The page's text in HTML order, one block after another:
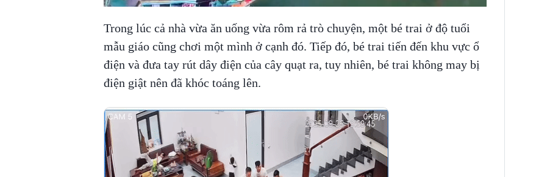
Trong lúc cả nhà vừa ăn uống vừa rôm rả trò chuyện, một bé trai ở độ tuổi
mẫu giáo cũng chơi một mình ở cạnh đó. Tiếp đó, bé trai tiến đến khu vực ổ
điện và đưa tay rút dây điện của cây quạt ra, tuy nhiên, bé trai không may bị
điện giật nên đã khóc toáng lên.